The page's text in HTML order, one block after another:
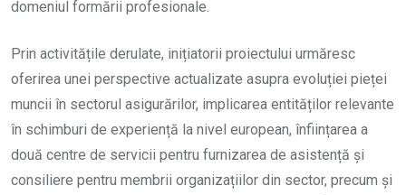
domeniul formării profesionale.
Prin activitățile derulate, inițiatorii proiectului urmăresc
oferirea unei perspective actualizate asupra evoluției pieței
muncii în sectorul asigurărilor, implicarea entităților relevante
în schimburi de experiență la nivel european, înființarea a
două centre de servicii pentru furnizarea de asistență și
consiliere pentru membrii organizațiilor din sector, precum și